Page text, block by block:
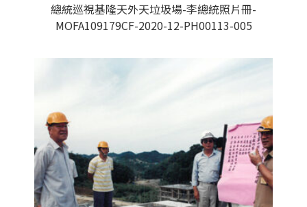
總統巡視基隆天外天垃圾場-李總統照片冊-
MOFA109179CF-2020-12-PH00113-005